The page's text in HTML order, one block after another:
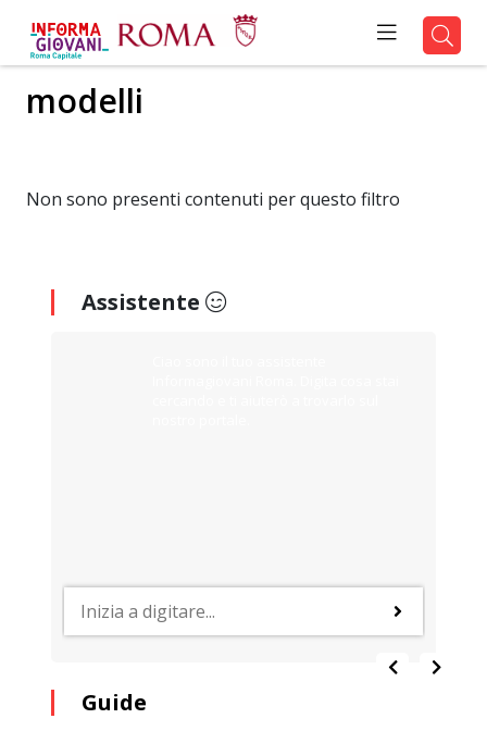
modelli
Non sono presenti contenuti per questo filtro
Assistente
Guide